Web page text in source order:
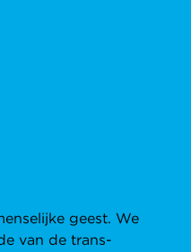
geest. We
van de trans-